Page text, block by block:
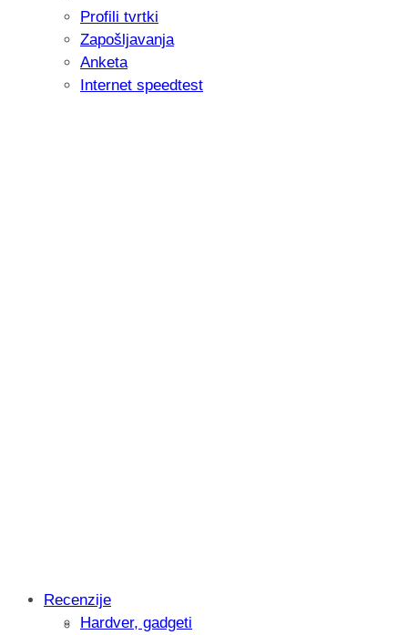
Profili tvrtki
Zapošljavanja
Anketa
Internet speedtest
Intervju: Goran Jović, fotograf -
Recenzije
Hardver, gadgeti